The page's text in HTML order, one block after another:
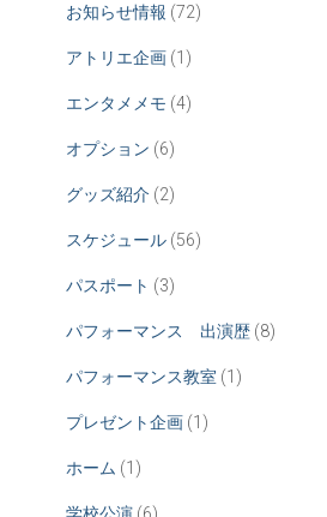
お知らせ情報 (72)
アトリエ企画 (1)
エンタメメモ (4)
オプション (6)
グッズ紹介 (2)
スケジュール (56)
パスポート (3)
パフォーマンス 出演歴 (8)
パフォーマンス教室 (1)
プレゼント企画 (1)
ホーム (1)
学校公演 (6)